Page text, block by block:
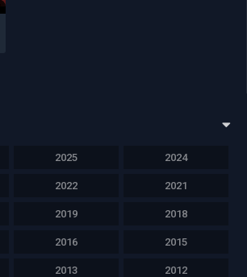
2025 2024
2022 2021
2019 2018
2016 2015
2013 2012